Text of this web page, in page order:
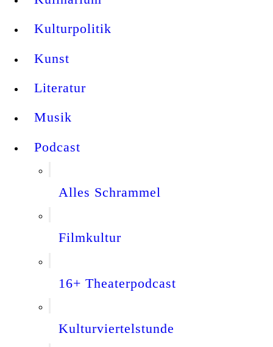
Kulturpolitik
Kunst
Literatur
Musik
Podcast
Alles Schrammel
Filmkultur
16+ Theaterpodcast
Kulturviertelstunde